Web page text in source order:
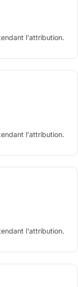
l'attribution.
l'attribution.
l'attribution.